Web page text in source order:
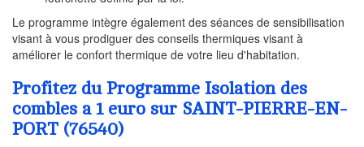
Le programme intègre également des séances de sensibilisation
visant à vous prodiguer des conseils thermiques visant à
améliorer le confort thermique de votre lieu d'habitation.
Profitez du Programme Isolation des
combles a 1 euro sur SAINT-PIERRE-EN-
PORT (76540)